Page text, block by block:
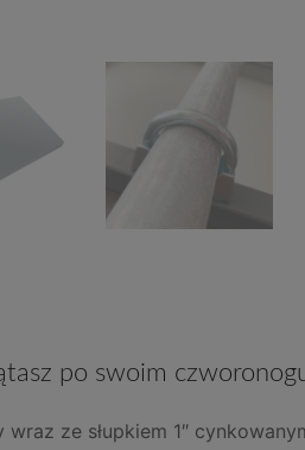
po swoim
ze słupkiem 1″